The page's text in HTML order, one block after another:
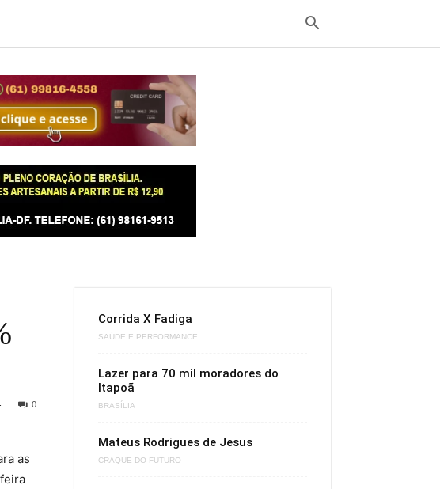
0
as
Corrida X Fadiga
SAÚDE E PERFORMANCE
Lazer para 70 mil moradores do
Itapoã
BRASÍLIA
Mateus Rodrigues de Jesus
CRAQUE DO FUTURO